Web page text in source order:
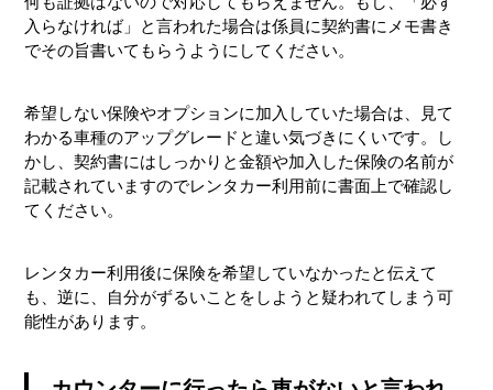
入らなければ」と言われた場合は係員に契約書にメモ書き
でその旨書いてもらうようにしてください。
希望しない保険やオプションに加入していた場合は、見て
わかる車種のアップグレードと違い気づきにくいです。し
かし、契約書にはしっかりと金額や加入した保険の名前が
記載されていますのでレンタカー利用前に書面上で確認し
てください。
レンタカー利用後に保険を希望していなかったと伝えて
も、逆に、自分がずるいことをしようと疑われてしまう可
能性があります。